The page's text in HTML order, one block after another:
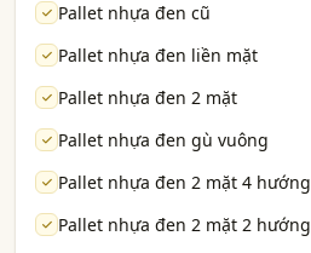
Pallet nhựa đen cũ
Pallet nhựa đen liền mặt
Pallet nhựa đen 2 mặt
Pallet nhựa đen gù vuông
Pallet nhựa đen 2 mặt 4 hướng
Pallet nhựa đen 2 mặt 2 hướng